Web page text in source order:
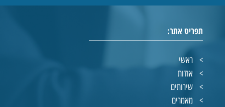
תפריט אתר:
ראשי
אודות
שירותים
מאמרים